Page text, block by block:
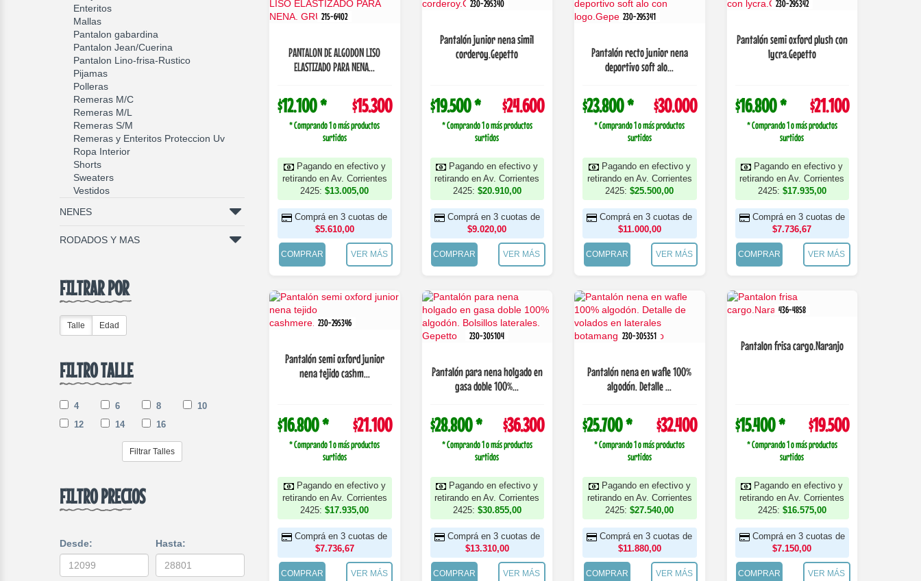
Enteritos
Mallas
Pantalon gabardina
Pantalon Jean/Cuerina
Pantalon Lino-frisa-Rustico
Pijamas
Polleras
Remeras M/C
Remeras M/L
Remeras S/M
Remeras y Enteritos Proteccion Uv
Ropa Interior
Shorts
Sweaters
Vestidos
NENES
RODADOS Y MAS
FILTRAR POR
Talle Edad
FILTRO TALLE
4 6 8
10
12
14 16
Filtrar Talles
FILTRO PRECIOS
Desde: Hasta:
215-6402
PANTALON DE ALGODON LISO
ELASTIZADO PARA NENA...
$12.100 * $15.300
* Comprando 1 o más productos
surtidos
Pagando en efectivo y
retirando en Av. Corrientes
2425:$13.005,00
Comprá en 3 cuotas de
$5.610,00
COMPRAR VER MÁS
230-295340
Pantalón junior nena simil
corderoy.Gepetto
$19.500 * $24.600
* Comprando 1 o más productos
surtidos
Pagando en efectivo y
retirando en Av. Corrientes
2425: $20.910,00
Comprá en 3 cuotas de
$9.020,00
COMPRAR VER MÁS
230-295341
Pantalón recto junior nena
deportivo soft alo...
$23.800 * $30.000
* Comprando 1 o más productos
surtidos
Pagando en efectivo y
retirando en Av. Corrientes
2425:$25.500,00
Comprá en 3 cuotas de
$11.000,00
COMPRAR VER MÁS
230-295342
Pantalón semi oxford plush con
lycra.Gepetto
$16.800 * $21.100
* Comprando 1 o más productos
surtidos
Pagando en efectivo y
retirando en Av. Corrientes
2425: $17.935,00
Comprá en 3 cuotas de
$7.736,67
COMPRAR VER MÁS
230-295346
Pantalón semi oxford junior
nena tejido cashm...
$16.800 * $21.100
* Comprando 1 o más productos
surtidos
Pagando en efectivo y
retirando en Av. Corrientes
2425:$17.935,00
Comprá en 3 cuotas de
$7.736,67
COMPRAR VER MÁS
230-305104
Pantalón para nena holgado en
gasa doble 100%...
$28.800 * $36.300
* Comprando 1 o más productos
surtidos
Pagando en efectivo y
retirando en Av. Corrientes
2425: $30.855,00
Comprá en 3 cuotas de
$13.310,00
COMPRAR VER MÁS
230-305351
Pantalón nena en wafle 100%
algodón. Detalle ...
$25.700 * $32.400
* Comprando 1 o más productos
surtidos
Pagando en efectivo y
retirando en Av. Corrientes
2425:$27.540,00
Comprá en 3 cuotas de
$11.880,00
COMPRAR VER MÁS
436-4858
Pantalon frisa cargo.Naranjo
$15.400 * $19.500
* Comprando 1 o más productos
surtidos
Pagando en efectivo y
retirando en Av. Corrientes
2425: $16.575,00
Comprá en 3 cuotas de
$7.150,00
COMPRAR VER MÁS